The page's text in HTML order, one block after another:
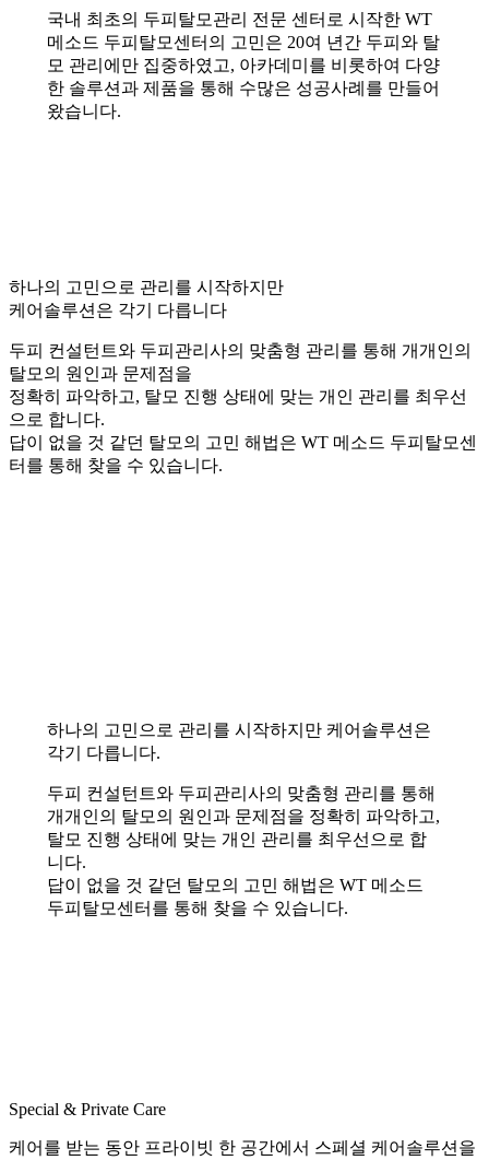
국내 최초의 두피탈모관리 전문 센터로 시작한 WT
메소드 두피탈모센터의 고민은 20여 년간 두피와 탈
모 관리에만 집중하였고, 아카데미를 비롯하여 다양
한 솔루션과 제품을 통해 수많은 성공사례를 만들어
왔습니다.
하나의 고민으로 관리를 시작하지만
케어솔루션은 각기 다릅니다
두피 컨설턴트와 두피관리사의 맞춤형 관리를 통해 개개인의
탈모의 원인과 문제점을
정확히 파악하고, 탈모 진행 상태에 맞는 개인 관리를 최우선
으로 합니다.
답이 없을 것 같던 탈모의 고민 해법은 WT 메소드 두피탈모센
터를 통해 찾을 수 있습니다.
하나의 고민으로 관리를 시작하지만 케어솔루션은
각기 다릅니다.
두피 컨설턴트와 두피관리사의 맞춤형 관리를 통해
개개인의 탈모의 원인과 문제점을 정확히 파악하고,
탈모 진행 상태에 맞는 개인 관리를 최우선으로 합
니다.
답이 없을 것 같던 탈모의 고민 해법은 WT 메소드
두피탈모센터를 통해 찾을 수 있습니다.
Special & Private Care
케어를 받는 동안 프라이빗 한 공간에서 스페셜 케어솔루션을